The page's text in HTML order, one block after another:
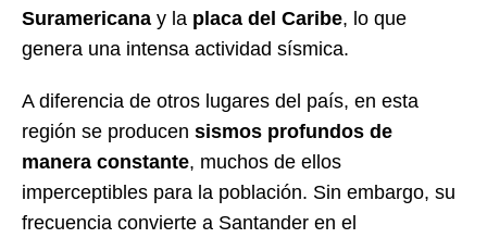
Suramericana y la placa del Caribe, lo que
genera una intensa actividad sísmica.
A diferencia de otros lugares del país, en esta
región se producen sismos profundos de
manera constante, muchos de ellos
imperceptibles para la población. Sin embargo, su
frecuencia convierte a Santander en el